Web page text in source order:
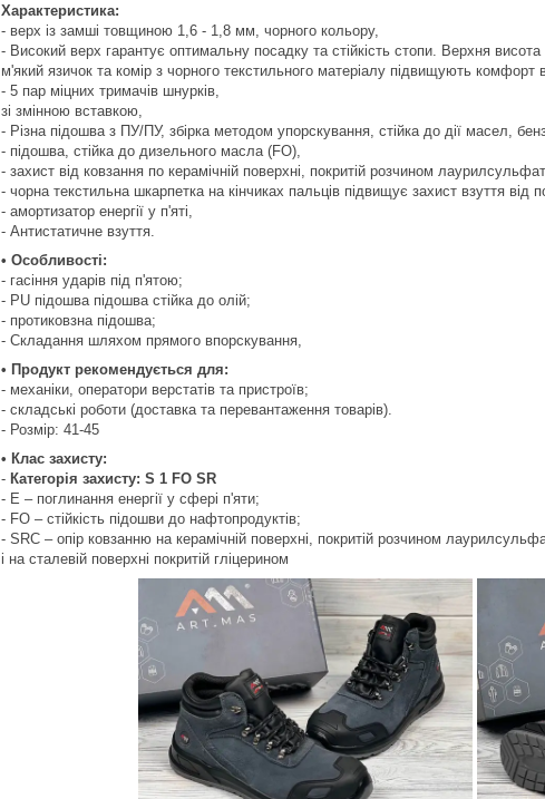
Характеристика:
- верх із замші товщиною 1,6 - 1,8 мм, чорного кольору,
- Високий верх гарантує оптимальну посадку та стійкість стопи. Верхня висота
м'який язичок та комір з чорного текстильного матеріалу підвищують комфорт
- 5 пар міцних тримачів шнурків,
зі змінною вставкою,
- Різна підошва з ПУ/ПУ, збірка методом упорскування, стійка до дії масел,
- підошва, стійка до дизельного масла (FO),
- захист від ковзання по керамічній поверхні, покритій розчином
- чорна текстильна шкарпетка на кінчиках пальців підвищує захист взуття
- амортизатор енергії у п'яті,
- Антистатичне взуття.
• Особливості:
- гасіння ударів під п'ятою;
- PU підошва підошва стійка до олій;
- протиковзна підошва;
- Складання шляхом прямого впорскування,
• Продукт рекомендується для:
- механіки, оператори верстатів та пристроїв;
- складські роботи (доставка та перевантаження товарів).
- Розмір: 41-45
• Клас захисту:
- Категорія захисту: S 1 FO SR
- E – поглинання енергії у сфері п'яти;
- FO – стійкість підошви до нафтопродуктів;
- SRC – опір ковзанню на керамічній поверхні, покритій розчином
і на сталевій поверхні покритій гліцерином